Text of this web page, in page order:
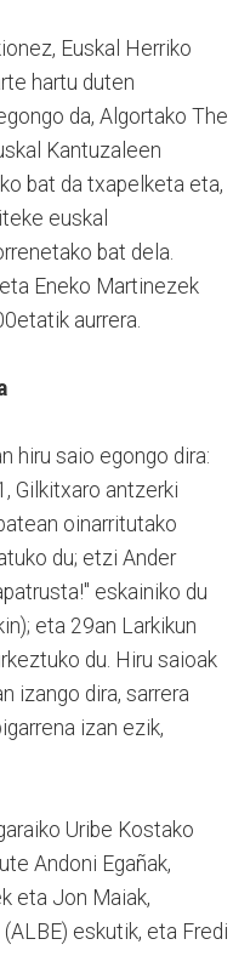
Euskal Herriko
hartu duten
da, Algortako The
Kantuzaleen
bat da txapelketa eta,
euskal
bat dela.
Eneko Martinezek
aurrera.
hiru saio egongo dira:
Gilkitxaro antzerki
oinarritutako
du; etzi Ander
eskainiko du
eta 29an Larkikun
du. Hiru saioak
izango dira, sarrera
izan ezik,
Uribe Kostako
Andoni Egañak,
eta Jon Maiak,
eskutik, eta Fredi